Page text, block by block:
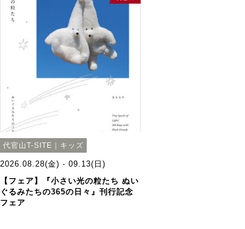
代官山T-SITE｜キッズ
2026.08.28(金) - 09.13(日)
【フェア】『小さい光の粒たち ぬい
ぐるみたちの365の日々』刊行記念
フェア